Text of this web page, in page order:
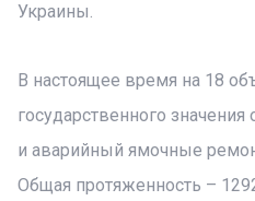
Украины.
В настоящее время на 18
государственного
и аварийный ямочные
Общая протяженность –